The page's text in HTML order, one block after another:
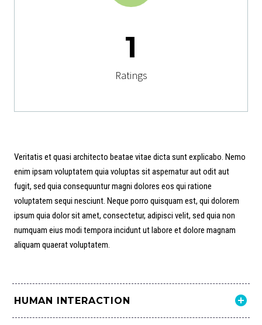
1
Ratings
Veritatis et quasi architecto beatae vitae dicta sunt explicabo. Nemo
enim ipsam voluptatem quia voluptas sit aspernatur aut odit aut
fugit, sed quia consequuntur magni dolores eos qui ratione
voluptatem sequi nesciunt. Neque porro quisquam est, qui dolorem
ipsum quia dolor sit amet, consectetur, adipisci velit, sed quia non
numquam eius modi tempora incidunt ut labore et dolore magnam
aliquam quaerat voluptatem.
HUMAN INTERACTION